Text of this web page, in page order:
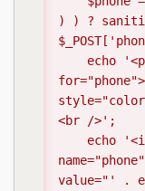
) ) ?
<br />';
value="' .